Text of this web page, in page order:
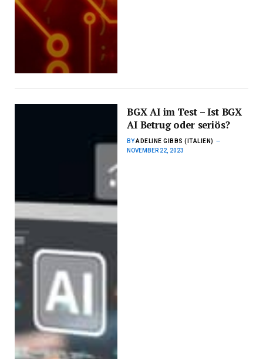
BGX AI im Test – Ist BGX
AI Betrug oder seriös?
BYADELINE GIBBS (ITALIEN)
NOVEMBER 22, 2023